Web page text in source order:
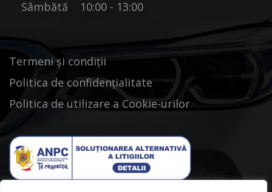
Sâmbătă 10:00 - 13:00
Termeni și condiții
Politica de confidențialitate
Politica de utilizare a Cookie-urilor